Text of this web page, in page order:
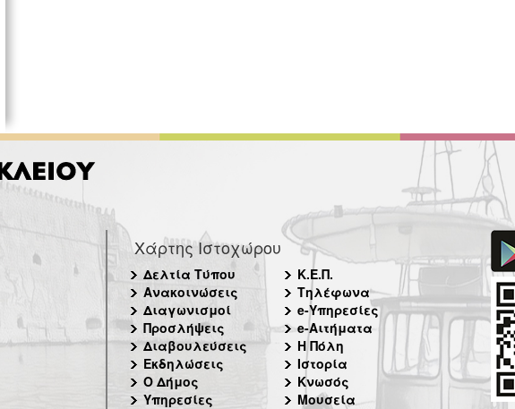
Χάρτης Ιστοχώρου
Δελτία Τύπου
Ανακοινώσεις
Διαγωνισμοί
Προσλήψεις
Διαβουλεύσεις
Εκδηλώσεις
Ο Δήμος
Υπηρεσίες
Κ.Ε.Π.
Τηλέφωνα
e-Υπηρεσίες
e-Αιτήματα
Η Πόλη
Ιστορία
Κνωσός
Μουσεία